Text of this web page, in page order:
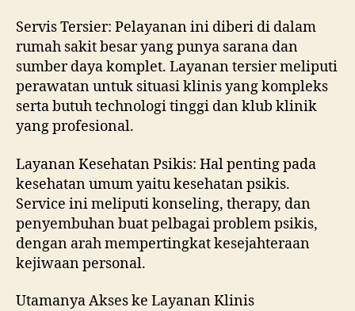
Servis Tersier: Pelayanan ini diberi di dalam
rumah sakit besar yang punya sarana dan
sumber daya komplet. Layanan tersier meliputi
perawatan untuk situasi klinis yang kompleks
serta butuh technologi tinggi dan klub klinik
yang profesional.
Layanan Kesehatan Psikis: Hal penting pada
kesehatan umum yaitu kesehatan psikis.
Service ini meliputi konseling, therapy, dan
penyembuhan buat pelbagai problem psikis,
dengan arah mempertingkat kesejahteraan
kejiwaan personal.
Utamanya Akses ke Layanan Klinis